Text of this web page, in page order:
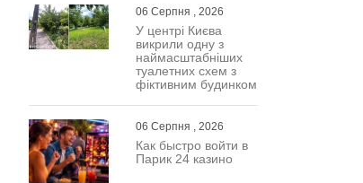
06 Серпня , 2026
У центрі Києва
викрили одну з
наймасштабніших
туалетних схем з
фіктивним будинком
06 Серпня , 2026
Как быстро войти в
Парик 24 казино